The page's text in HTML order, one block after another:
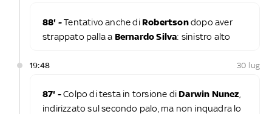
88' -Tentativo anche di Robertsondopo aver
strappato palla a Bernardo Silva: sinistro alto
19:48 30 lug
87' -Colpo di testa in torsione di Darwin Nunez
indirizzato sul secondo palo, ma non inquadra lo